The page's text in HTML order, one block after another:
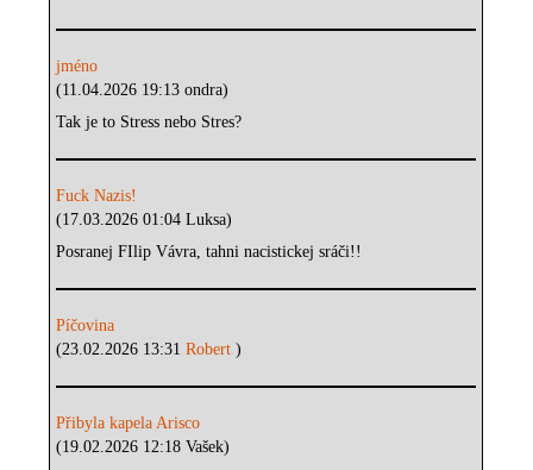
jméno
(11.04.2026 19:13 ondra)
Tak je to Stress nebo Stres?
Fuck Nazis!
(17.03.2026 01:04 Luksa)
Posranej FIlip Vávra, tahni nacistickej sráči!!
Píčovina
(23.02.2026 13:31Robert)
Přibyla kapela Arisco
(19.02.2026 12:18 Vašek)